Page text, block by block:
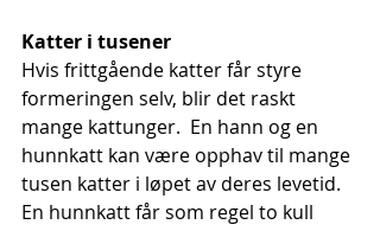
Katter i tusener
Hvis frittgående katter får styre
formeringen selv, blir det raskt
mange kattunger.  En hann og en
hunnkatt kan være opphav til mange
tusen katter i løpet av deres levetid.
En hunnkatt får som regel to kull